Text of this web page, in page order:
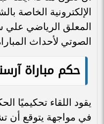
الإلكترونية الخاصة
المعلق الرياضي
الصوتي لأحداث
حكم مباراة
يقود اللقاء تحكيميًا
في مواجهة يتوقع أن